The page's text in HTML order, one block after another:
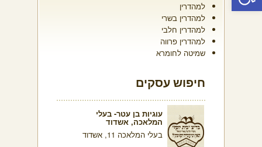
למהדרין
למהדרין בשרי
למהדרין חלבי
למהדרין פרווה
שמיטה לחומרא
חיפוש עסקים
עוגיות בן עטר- בעלי
המלאכה, אשדוד
בעלי המלאכה 11, אשדוד